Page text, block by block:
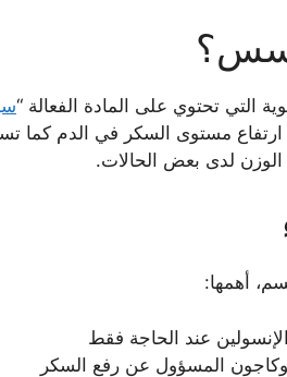
التي تحتوي على المادة الفعالة “
ارتفاع مستوى السكر في الدم كما
لدى بعض الحالات.
أهمها:
عند الحاجة فقط
المسؤول عن رفع السكر